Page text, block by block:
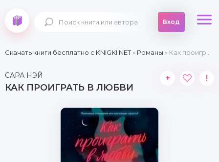
Вход
Скачать книги бесплатно c KNIGKI.NET» Романы » Как проиграть в любви
САРА НЭЙ
КАК ПРОИГРАТЬ В ЛЮБВИ
+ !